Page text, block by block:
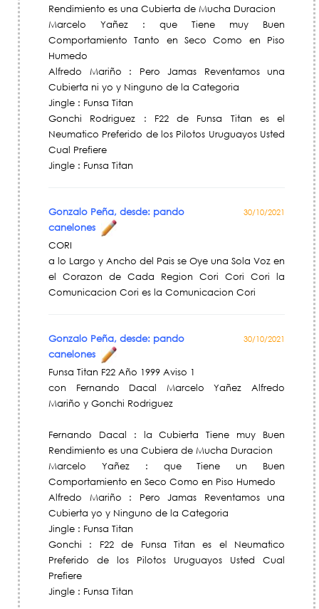
Rendimiento es una Cubierta de Mucha Duracion
Marcelo Yañez : que Tiene muy Buen
Comportamiento Tanto en Seco Como en Piso
Humedo
Alfredo Mariño : Pero Jamas Reventamos una
Cubierta ni yo y Ninguno de la Categoria
Jingle : Funsa Titan
Gonchi Rodriguez : F22 de Funsa Titan es el
Neumatico Preferido de los Pilotos Uruguayos Usted
Cual Prefiere
Jingle : Funsa Titan
Gonzalo Peña, desde: pando
canelones
30/10/2021
CORI
a lo Largo y Ancho del Pais se Oye una Sola Voz en
el Corazon de Cada Region Cori Cori Cori la
Comunicacion Cori es la Comunicacion Cori
Gonzalo Peña, desde: pando
canelones
30/10/2021
Funsa Titan F22 Año 1999 Aviso 1
con Fernando Dacal Marcelo Yañez Alfredo
Mariño y Gonchi Rodriguez
Fernando Dacal : la Cubierta Tiene muy Buen
Rendimiento es una Cubiera de Mucha Duracion
Marcelo Yañez : que Tiene un Buen
Comportamiento en Seco Como en Piso Humedo
Alfredo Mariño : Pero Jamas Reventamos una
Cubierta yo y Ninguno de la Categoria
Jingle : Funsa Titan
Gonchi : F22 de Funsa Titan es el Neumatico
Preferido de los Pilotos Uruguayos Usted Cual
Prefiere
Jingle : Funsa Titan